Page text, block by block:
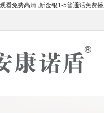
看免费高清 ,新金银1-5普通话免费